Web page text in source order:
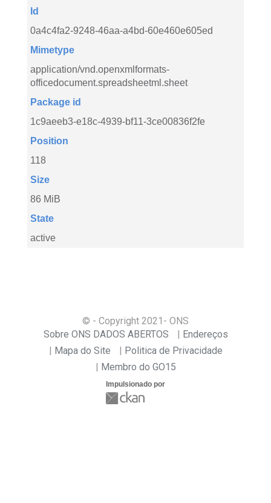
Id
0a4c4fa2-9248-46aa-a4bd-60e460e605ed
Mimetype
application/vnd.openxmlformats-
officedocument.spreadsheetml.sheet
Package id
1c9aeeb3-e18c-4939-bf11-3ce00836f2fe
Position
118
Size
86 MiB
State
active
© - Copyright 2021 - ONS
Sobre ONS DADOS ABERTOS
Endereços
Mapa do Site
Politica de Privacidade
Membro do GO15
Impulsionado por